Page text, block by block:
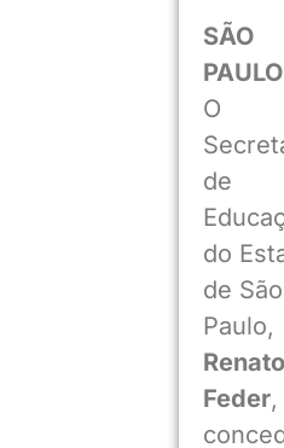
SÃO
PAULO
O
de
do
de São
Paulo,
Renato
Feder,